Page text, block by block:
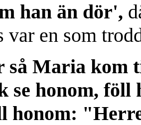
han än dör',
var en som
så Maria kom
se honom, föll
honom: